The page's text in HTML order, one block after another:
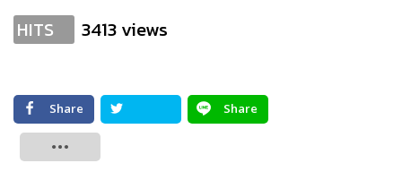
HITS 3413 views
Share
Share